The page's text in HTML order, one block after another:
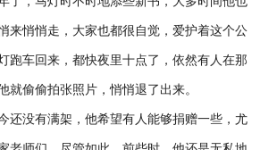
来悄悄走，大家也都很自觉，爱护着这个公
跑车回来，都快夜里十点了，依然有人在那
就偷偷拍张照片，悄悄退了出来。
没有满架，他希望有人能够捐赠一些，尤